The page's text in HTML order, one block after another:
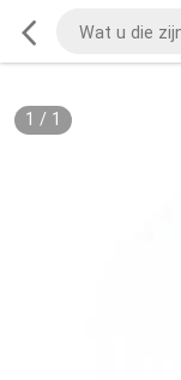
1 / 1